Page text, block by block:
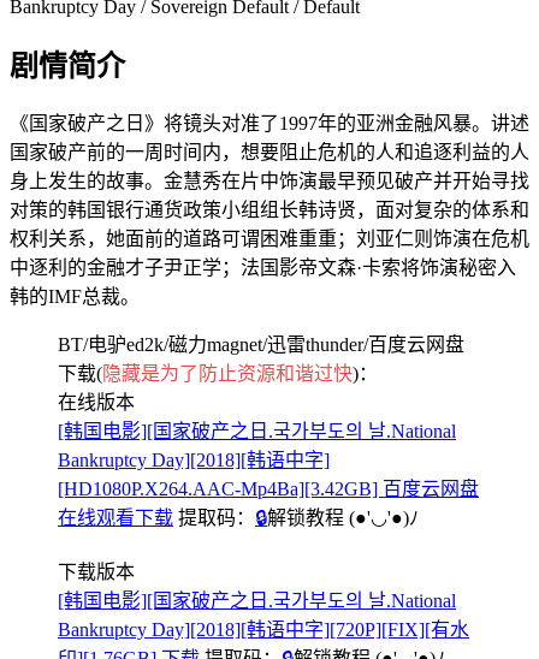
Bankruptcy Day / Sovereign Default / Default
剧情简介
《国家破产之日》将镜头对准了1997年的亚洲金融风暴。讲述
国家破产前的一周时间内，想要阻止危机的人和追逐利益的人
身上发生的故事。金慧秀在片中饰演最早预见破产并开始寻找
对策的韩国银行通货政策小组组长韩诗贤，面对复杂的体系和
权利关系，她面前的道路可谓困难重重；刘亚仁则饰演在危机
中逐利的金融才子尹正学；法国影帝文森·卡索将饰演秘密入
韩的IMF总裁。
BT/电驴ed2k/磁力magnet/迅雷thunder/百度云网盘
下载(隐藏是为了防止资源和谐过快)：
在线版本
[韩国电影][国家破产之日.국가부도의 날.National
Bankruptcy Day][2018][韩语中字]
[HD1080P.X264.AAC-Mp4Ba][3.42GB] 百度云网盘
在线观看下载 提取码： 🔒解锁教程 (●'◡'●)ﾉ
下载版本
[韩国电影][国家破产之日.국가부도의 날.National
Bankruptcy Day][2018][韩语中字][720P][FIX][有水